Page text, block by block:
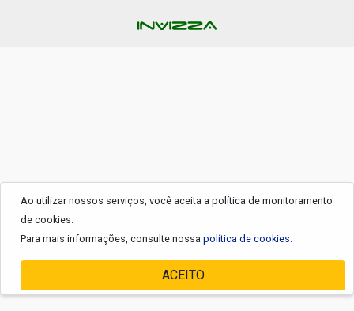
Ao utilizar nossos serviços, você aceita a política de monitoramento
de cookies.
Para mais informações, consulte nossa política de cookies.
ACEITO